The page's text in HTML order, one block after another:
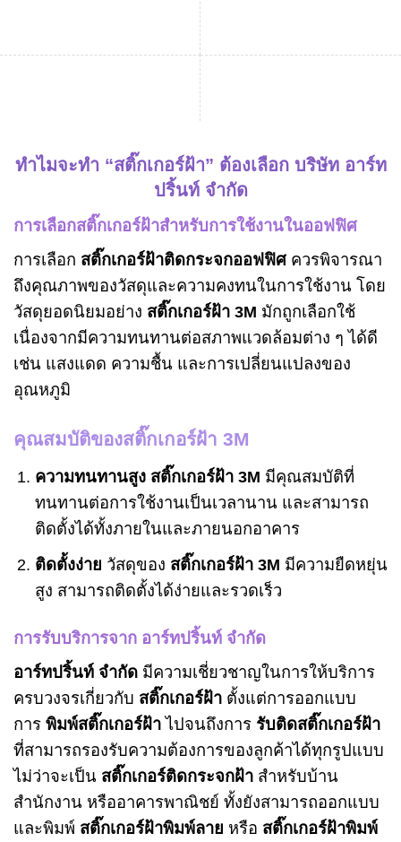
ทำไมจะทำ “สติ๊กเกอร์ฝ้า” ต้องเลือก บริษัท อาร์ท
ปริ้นท์ จำกัด
การเลือกสติ๊กเกอร์ฝ้าสำหรับการใช้งานในออฟฟิศ
การเลือก สติ๊กเกอร์ฝ้าติดกระจกออฟฟิศควรพิจารณา
ถึงคุณภาพของวัสดุและความคงทนในการใช้งาน โดย
วัสดุยอดนิยมอย่าง สติ๊กเกอร์ฝ้า 3M มักถูกเลือกใช้
เนื่องจากมีความทนทานต่อสภาพแวดล้อมต่าง ๆ ได้ดี
เช่น แสงแดด ความชื้น และการเปลี่ยนแปลงของ
อุณหภูมิ
คุณสมบัติของสติ๊กเกอร์ฝ้า 3M
ความทนทานสูง สติ๊กเกอร์ฝ้า 3M มีคุณสมบัติที่
ทนทานต่อการใช้งานเป็นเวลานาน และสามารถ
ติดตั้งได้ทั้งภายในและภายนอกอาคาร
ติดตั้งง่าย วัสดุของ สติ๊กเกอร์ฝ้า 3M มีความยืดหยุ่น
สูง สามารถติดตั้งได้ง่ายและรวดเร็ว
การรับบริการจาก อาร์ทปริ้นท์ จำกัด
อาร์ทปริ้นท์ จำกัด มีความเชี่ยวชาญในการให้บริการ
ครบวงจรเกี่ยวกับ สติ๊กเกอร์ฝ้า ตั้งแต่การออกแบบ
การ พิมพ์สติ๊กเกอร์ฝ้าไปจนถึงการ รับติดสติ๊กเกอร์ฝ้า
ที่สามารถรองรับความต้องการของลูกค้าได้ทุกรูปแบบ
ไม่ว่าจะเป็น สติ๊กเกอร์ติดกระจกฝ้า สำหรับบ้าน
สำนักงาน หรืออาคารพาณิชย์ ทั้งยังสามารถออกแบบ
และพิมพ์ สติ๊กเกอร์ฝ้าพิมพ์ลาย หรือ สติ๊กเกอร์ฝ้าพิมพ์